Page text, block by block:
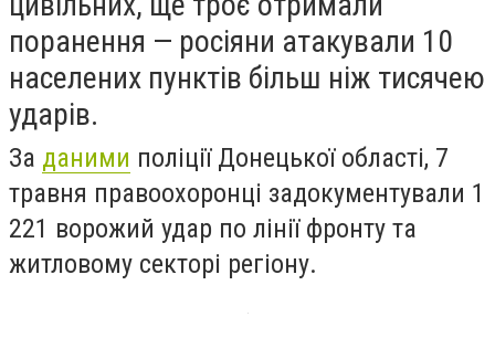
поранення — росіяни атакували 10
населених пунктів більш ніж тисячею
ударів.
За даними поліції Донецької області, 7
травня правоохоронці задокументували 1
221 ворожий удар по лінії фронту та
житловому секторі регіону.